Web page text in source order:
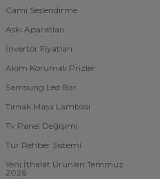
Cami Seslendirme
Askı Aparatları
İnvertör Fiyatları
Akım Korumalı Prizler
Samsung Led Bar
Tırnak Masa Lambası
Tv Panel Değişimi
Tur Rehber Sistemi
Yeni İthalat Ürünleri Temmuz
2026